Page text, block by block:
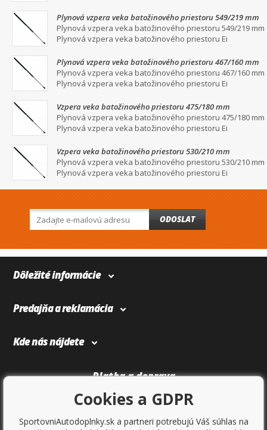
Plynová vzpera veka batožinového priestoru 549/219 mm
Plynová vzpera veka batožinového priestoru 549/219 mm
Plynová vzpera veka batožinového priestoru Ei
Plynová vzpera veka batožinového priestoru 467/160 mm
Plynová vzpera veka batožinového priestoru 467/160 mm
Plynová vzpera veka batožinového priestoru Ei
Vzpera veka batožinového priestoru 475/180 mm
Plynová vzpera veka batožinového priestoru 475/180 mm
Plynová vzpera veka batožinového priestoru Ei
Vzpera veka batožinového priestoru 530/210 mm
Plynová vzpera veka batožinového priestoru 530/210 mm
Plynová vzpera veka batožinového priestoru Ei
ODOSLAT
Dôležité informácie
Predajňa a reklamácia
Kde nás nájdete
Platba a doprava
Cookies a GDPR
SportovniAutodoplnky.sk a partneri potrebujú Váš súhlas na